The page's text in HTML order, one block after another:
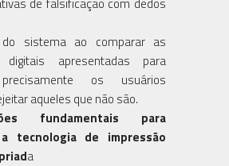
sistema ao comparar as
digitais apresentadas para
os usuários
aqueles que não são.
fundamentais para
tecnologia de impressão
a